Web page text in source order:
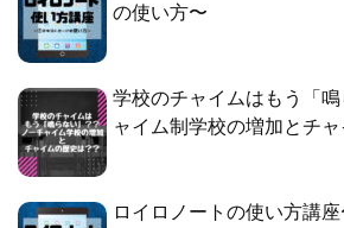
の使い方〜
学校のチャイムはもう「
ャイム制学校の増加とチ
ロイロノートの使い方講